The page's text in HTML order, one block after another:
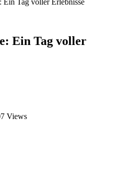
Tag voller Erlebnisse
Ein Tag voller
Views